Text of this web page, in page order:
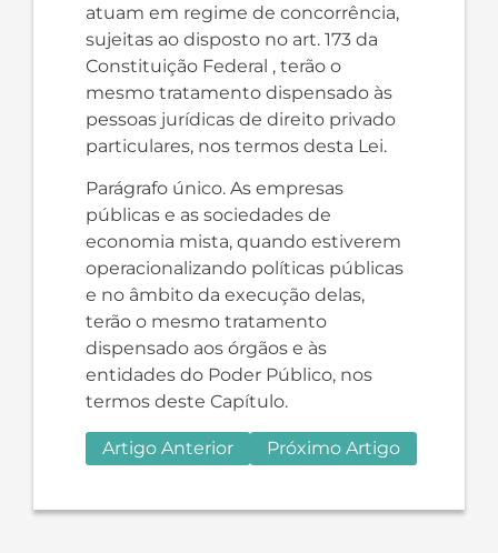
atuam em regime de concorrência,
sujeitas ao disposto no art. 173 da
Constituição Federal , terão o
mesmo tratamento dispensado às
pessoas jurídicas de direito privado
particulares, nos termos desta Lei.
Parágrafo único. As empresas
públicas e as sociedades de
economia mista, quando estiverem
operacionalizando políticas públicas
e no âmbito da execução delas,
terão o mesmo tratamento
dispensado aos órgãos e às
entidades do Poder Público, nos
termos deste Capítulo.
Artigo Anterior Próximo Artigo